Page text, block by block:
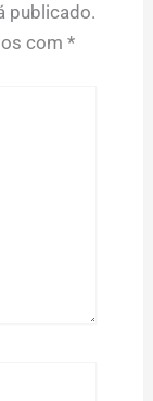
publicado.
com *